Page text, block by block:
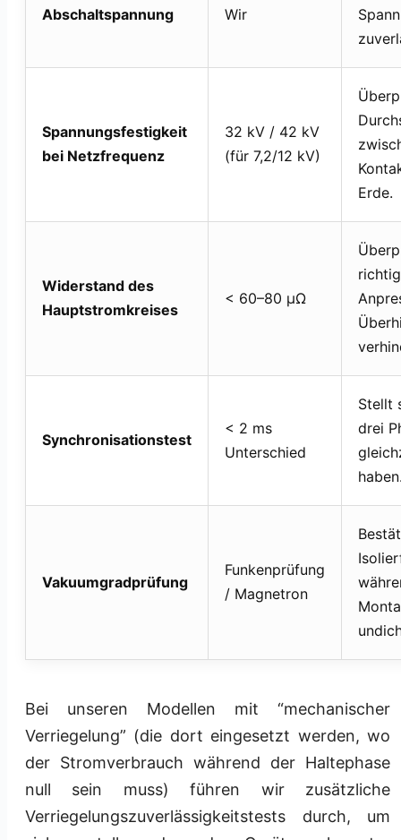
Abschaltspannung
Wir
Spannungsfestigkeit
bei Netzfrequenz
32 kV / 42 kV
(für 7,2/12 kV)
Erde.
Widerstand des
Hauptstromkreises
< 60–80 μΩ
Synchronisationstest
< 2 ms
Unterschied
Stellt
drei
Vakuumgradprüfung
Funkenprüfung
/ Magnetron
Bei unseren Modellen mit “mechanischer
Verriegelung” (die dort eingesetzt werden, wo
der Stromverbrauch während der Haltephase
null sein muss) führen wir zusätzliche
Verriegelungszuverlässigkeitstests durch, um